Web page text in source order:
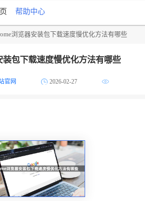
帮助中心
浏览器安装包下载速度慢优化方法有哪些
装包下载速度慢优化方法有哪些
官网 2026-02-27